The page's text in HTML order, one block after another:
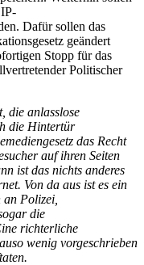
Dafür sollen das
geändert
Stopp für das
Politischer
die anlasslose
die Hintertür
das Recht
auf ihren Seiten
ist das nichts anderes
Von da aus ist es ein
Polizei,
die
richterliche
wenig vorgeschrieben